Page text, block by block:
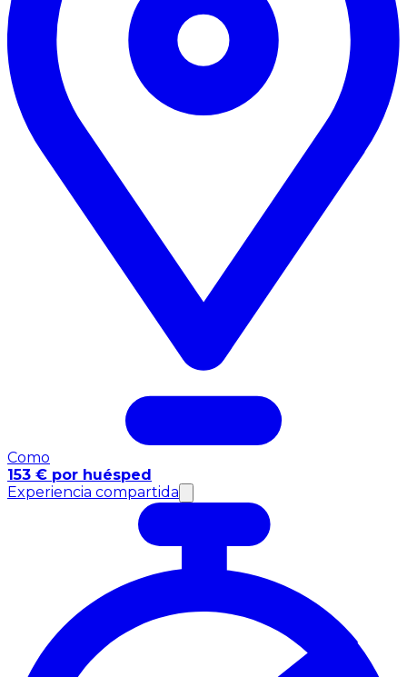
Como
153 € por huésped
Experiencia compartida